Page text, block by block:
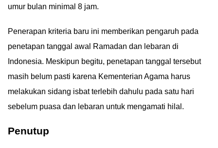
umur bulan minimal 8 jam.
Penerapan kriteria baru ini memberikan pengaruh pada
penetapan tanggal awal Ramadan dan lebaran di
Indonesia. Meskipun begitu, penetapan tanggal tersebut
masih belum pasti karena Kementerian Agama harus
melakukan sidang isbat terlebih dahulu pada satu hari
sebelum puasa dan lebaran untuk mengamati hilal.
Penutup